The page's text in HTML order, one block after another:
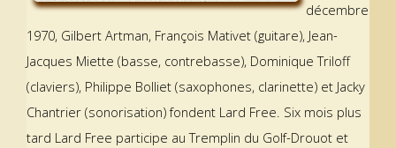
décembre
1970, Gilbert Artman, François Mativet (guitare), Jean-
Jacques Miette (basse, contrebasse), Dominique Triloff
(claviers), Philippe Bolliet (saxophones, clarinette) et Jacky
Chantrier (sonorisation) fondent Lard Free. Six mois plus
tard Lard Free participe au Tremplin du Golf-Drouot et